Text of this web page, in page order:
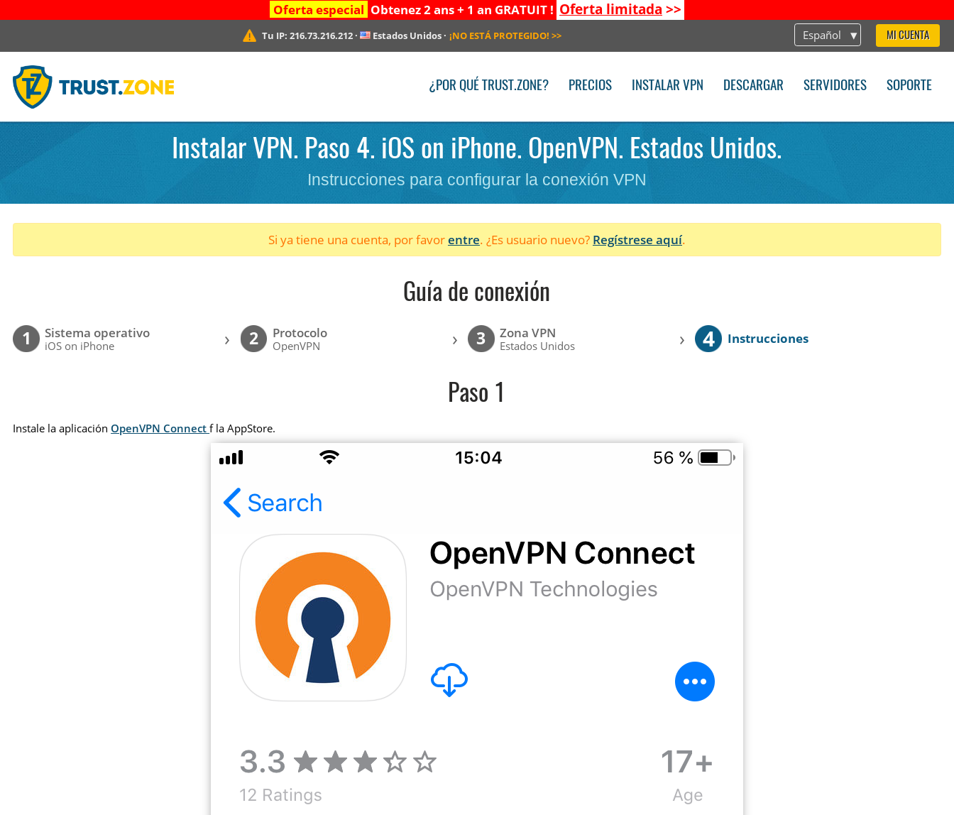
Oferta especial Obtenez 2 ans + 1 an GRATUIT ! Oferta limitada >>
Español MI CUENTA
Tu IP: 216.73.216.212· Estados Unidos· ¡NO ESTÁ PROTEGIDO! >>
¿POR QUÉ TRUST.ZONE? PRECIOS INSTALAR VPN DESCARGAR SERVIDORES SOPORTE
Instalar VPN. Paso 4. iOS on iPhone. OpenVPN. Estados Unidos.
Instrucciones para configurar la conexión VPN
Si ya tiene una cuenta, por favorentre. ¿Es usuario nuevo? Regístrese aquí.
Guía de conexión
1 Sistema operativo
iOS on iPhone › 2 Protocolo
OpenVPN › 3 Zona VPN
Estados Unidos › 4 Instrucciones
Paso 1
Instale la aplicación OpenVPN Connectf la AppStore.